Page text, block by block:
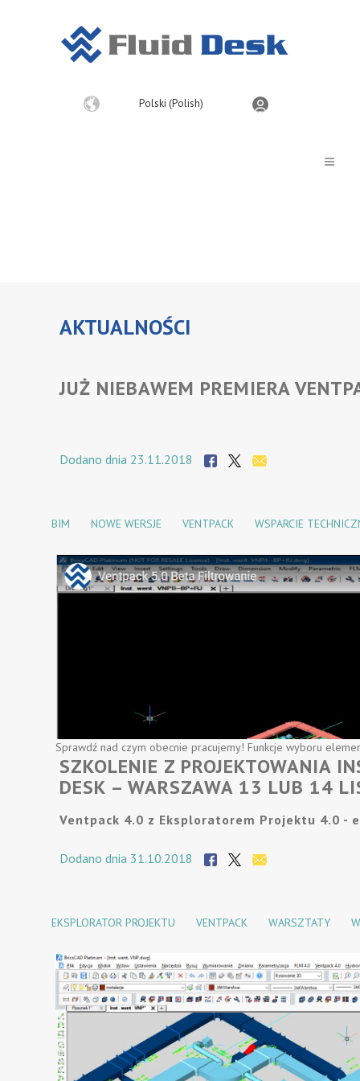
Wybierz
Polski (Polish)
AKTUALNOŚCI
JUŻ NIEBAWEM PREMIERA
Dodano dnia 23.11.2018
BIM NOWE WERSJE VENTPACK WSPARCIE
Sprawdź nad czym obecnie pracujemy! Funkcje wyboru
SZKOLENIE Z PROJEKTOWANIA
DESK – WARSZAWA 13 LUB 14
Ventpack 4.0 z Eksploratorem Projektu 4.0
Dodano dnia 31.10.2018
EKSPLORATOR PROJEKTU VENTPACK WARSZTATY